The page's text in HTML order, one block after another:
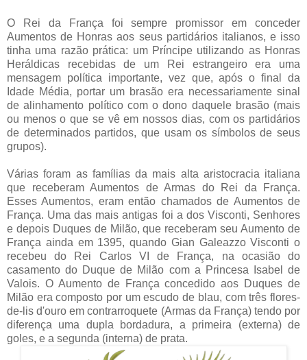
O Rei da França foi sempre promissor em conceder
Aumentos de Honras aos seus partidários italianos, e isso
tinha uma razão prática: um Príncipe utilizando as Honras
Heráldicas recebidas de um Rei estrangeiro era uma
mensagem política importante, vez que, após o final da
Idade Média, portar um brasão era necessariamente sinal
de alinhamento político com o dono daquele brasão (mais
ou menos o que se vê em nossos dias, com os partidários
de determinados partidos, que usam os símbolos de seus
grupos).
Várias foram as famílias da mais alta aristocracia italiana
que receberam Aumentos de Armas do Rei da França.
Esses Aumentos, eram então chamados de Aumentos de
França. Uma das mais antigas foi a dos Visconti, Senhores
e depois Duques de Milão, que receberam seu Aumento de
França ainda em 1395, quando Gian Galeazzo Visconti o
recebeu do Rei Carlos VI de França, na ocasião do
casamento do Duque de Milão com a Princesa Isabel de
Valois. O Aumento de França concedido aos Duques de
Milão era composto por um escudo de blau, com três flores-
de-lis d'ouro em contrarroquete (Armas da França) tendo por
diferença uma dupla bordadura, a primeira (externa) de
goles, e a segunda (interna) de prata.